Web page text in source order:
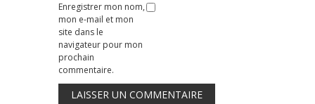
Enregistrer mon nom,
mon e-mail et mon
site dans le
navigateur pour mon
prochain
commentaire.